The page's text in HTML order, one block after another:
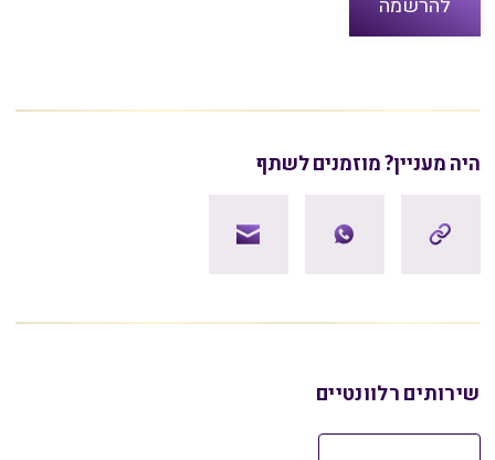
היה מעניין? מוזמנים לשתף
שירותים רלוונטיים